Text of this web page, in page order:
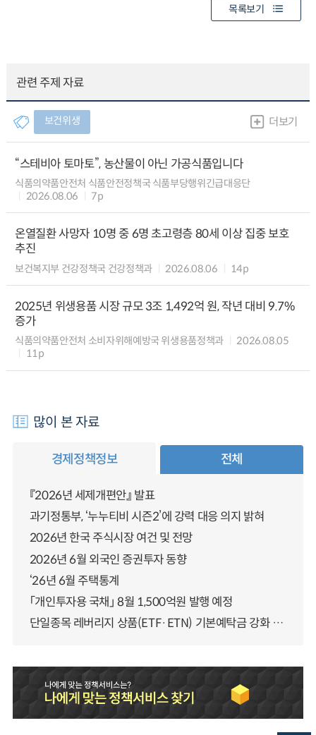
목록보기
관련 주제 자료
보건위생 더보기
“스테비아 토마토”, 농산물이 아닌 가공식품입니다
식품의약품안전처 식품안전정책국 식품부당행위긴급대응단
2026.08.06
7p
온열질환 사망자 10명 중 6명 초고령층 80세 이상 집중 보호
추진
보건복지부 건강정책국 건강정책과 2026.08.06 14p
2025년 위생용품 시장 규모 3조 1,492억 원, 작년 대비 9.7%
증가
식품의약품안전처 소비자위해예방국 위생용품정책과
2026.08.05
11p
많이 본 자료
경제정책정보 전체
『2026년 세제개편안』 발표
과기정통부, ‘누누티비 시즌2’에 강력 대응 의지 밝혀
2026년 한국 주식시장 여건 및 전망
2026년 6월 외국인 증권투자 동향
‘26년 6월 주택통계
「개인투자용 국채」 8월 1,500억원 발행 예정
단일종목 레버리지 상품(ETF·ETN) 기본예탁금 강화 조기시행 방안 안내